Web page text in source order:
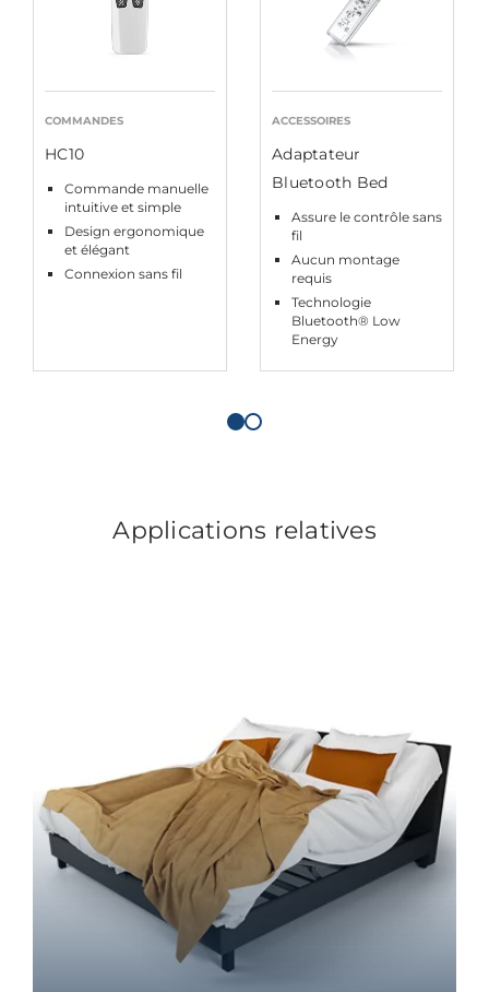
COMMANDES
HC10
Commande manuelle
intuitive et simple
Design ergonomique
et élégant
Connexion sans fil
ACCESSOIRES
Adaptateur
Bluetooth Bed
Assure le contrôle sans
fil
Aucun montage
requis
Technologie
Bluetooth® Low
Energy
Applications relatives